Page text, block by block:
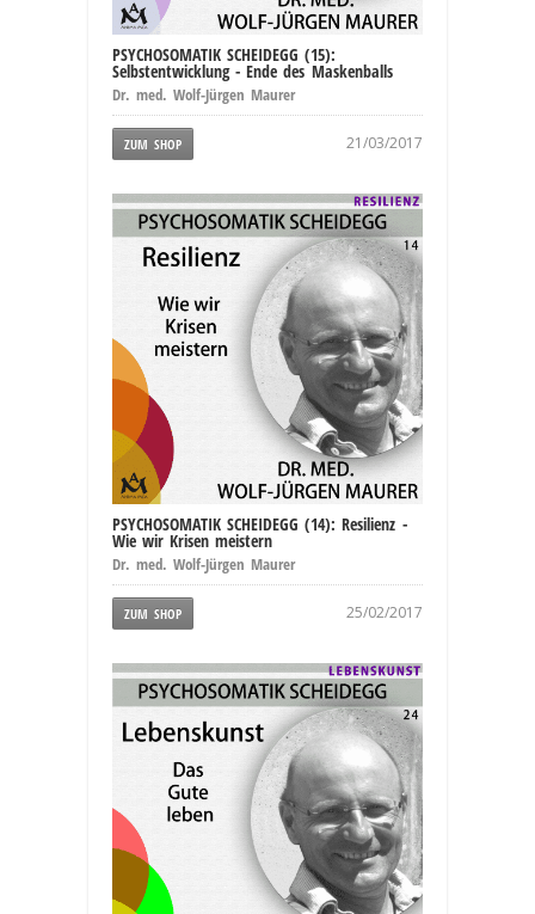
PSYCHOSOMATIK SCHEIDEGG (15):
Selbstentwicklung - Ende des Maskenballs
Dr. med. Wolf-Jürgen Maurer
ZUM SHOP 21/03/2017
PSYCHOSOMATIK SCHEIDEGG (14): Resilienz -
Wie wir Krisen meistern
Dr. med. Wolf-Jürgen Maurer
ZUM SHOP 25/02/2017